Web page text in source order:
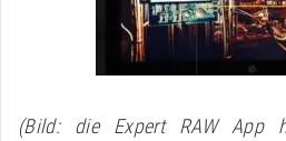
(Bild: die Expert RAW App